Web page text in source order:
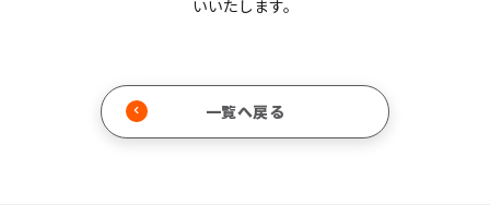
いいたします。
一覧へ戻る